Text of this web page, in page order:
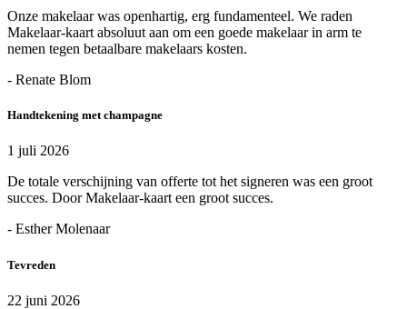
Onze makelaar was openhartig, erg fundamenteel. We raden
Makelaar-kaart absoluut aan om een goede makelaar in arm te
nemen tegen betaalbare makelaars kosten.
- Renate Blom
Handtekening met champagne
1 juli 2026
De totale verschijning van offerte tot het signeren was een groot
succes. Door Makelaar-kaart een groot succes.
- Esther Molenaar
Tevreden
22 juni 2026